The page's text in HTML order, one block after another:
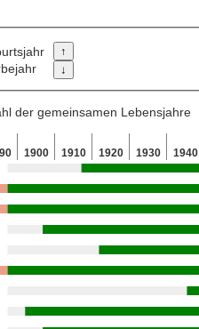
der gemeinsamen Lebensjahre
1900 1910 1920 1930 1940